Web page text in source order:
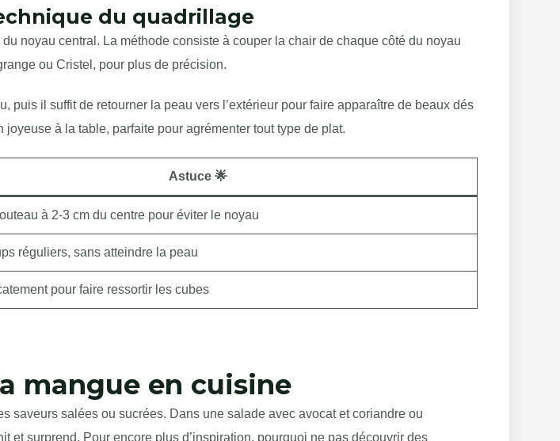
du quadrillage
noyau central. La méthode consiste à couper la chair de chaque côté du noyau
ou Cristel, pour plus de précision.
il suffit de retourner la peau vers l’extérieur pour faire apparaître de beaux dés
à la table, parfaite pour agrémenter tout type de plat.
Astuce 🌟
à 2-3 cm du centre pour éviter le noyau
réguliers, sans atteindre la peau
pour faire ressortir les cubes
mangue en cuisine
saveurs salées ou sucrées. Dans une salade avec avocat et coriandre ou
surprend. Pour encore plus d’inspiration, pourquoi ne pas découvrir des